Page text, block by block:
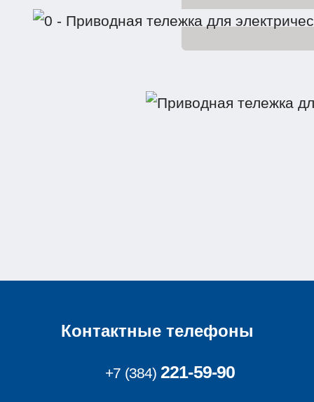
Контактные телефоны
+7 (384) 221-59-90